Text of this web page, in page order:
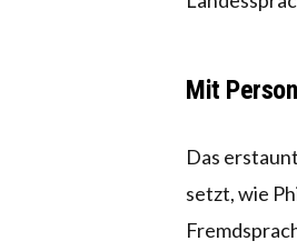
Mit
Das
setzt, wie